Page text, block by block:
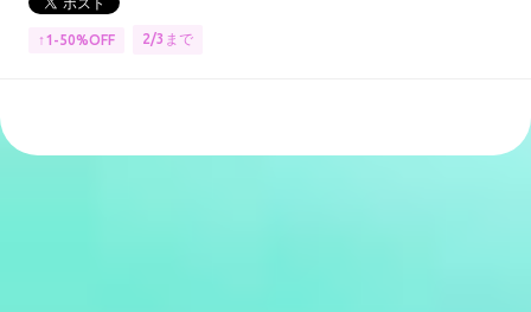
↑1-50%OFF 2/3まで